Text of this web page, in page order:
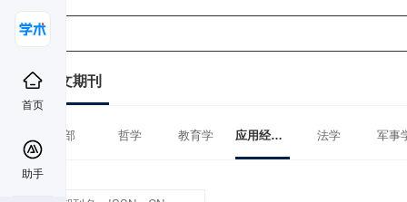
首页
助手
中文期刊
全部 哲学 教育学 应用经济学 法学 军事